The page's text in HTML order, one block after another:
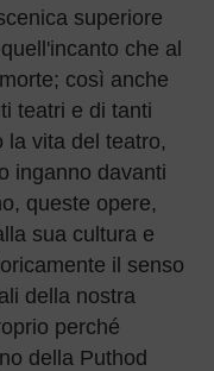
superiore
che al
così anche
teatri e di tanti
la vita del teatro,
inganno davanti
queste opere,
sua cultura e
il senso
della nostra
perché
della Puthod